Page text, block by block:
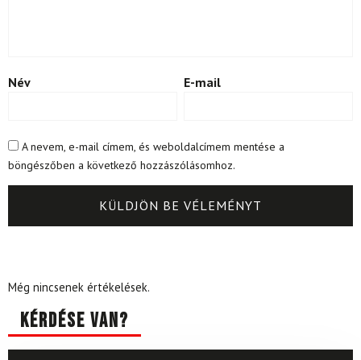
Név E-mail
A nevem, e-mail címem, és weboldalcímem mentése a
böngészőben a következő hozzászólásomhoz.
Még nincsenek értékelések.
Kérdése van?